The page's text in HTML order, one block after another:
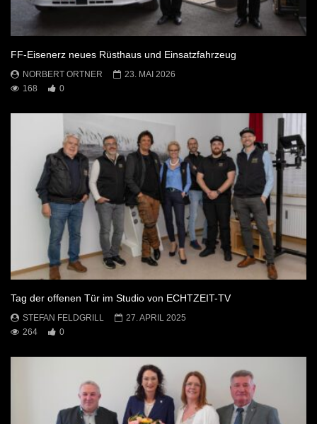
FF-Eisenerz neues Rüsthaus und Einsatzfahrzeug
NORBERT ORTNER
23. MAI 2026
168
0
Tag der offenen Tür im Studio von ECHTZEIT-TV
STEFAN FELDGRILL
27. APRIL 2025
264
0